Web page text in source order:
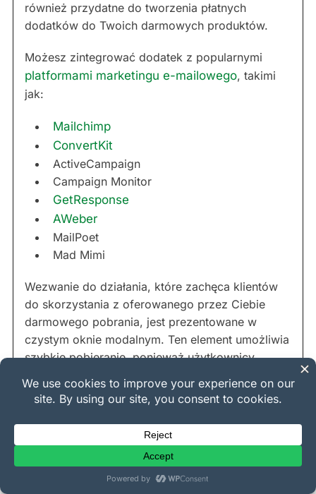
również przydatne do tworzenia płatnych
dodatków do Twoich darmowych produktów.
Możesz zintegrować dodatek z popularnymi
platformami marketingu e-mailowego, takimi
jak:
Mailchimp
ConvertKit
ActiveCampaign
Campaign Monitor
GetResponse
AWeber
MailPoet
Mad Mimi
Wezwanie do działania, które zachęca klientów
do skorzystania z oferowanego przez Ciebie
darmowego pobrania, jest prezentowane w
czystym oknie modalnym. Ten element umożliwia
szybkie pobieranie, ponieważ użytkownicy
9.Licencjonowanie Oprogramowania